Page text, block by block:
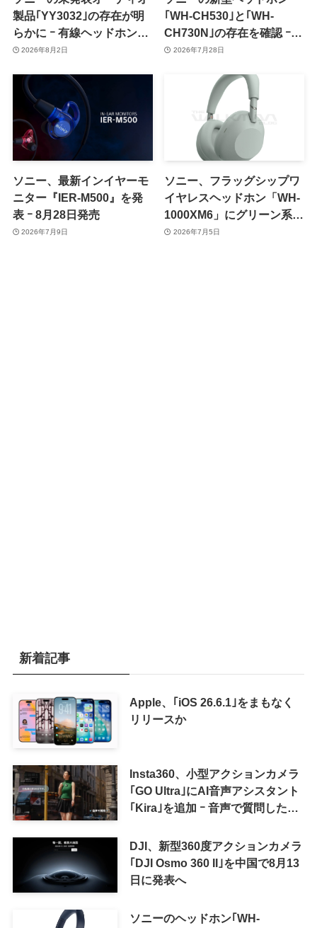
製品｢YY3032｣の存在が明
らかに ｰ 有線ヘッドホンの
新モデルか
2026年8月2日
｢WH-CH530｣と｢WH-
CH730N｣の存在を確認 ｰ
8〜9月に正式発表か
2026年7月28日
ソニー、最新インイヤーモ
ニター『IER-M500』を発
表 ｰ 8月28日発売
2026年7月9日
ソニー、フラッグシップワ
イヤレスヘッドホン「WH-
1000XM6」にグリーン系の
新色を追加か
2026年7月5日
新着記事
Apple、｢iOS 26.6.1｣をまもなく
リリースか
Insta360、小型アクションカメラ
｢GO Ultra｣にAI音声アシスタント
｢Kira｣を追加 ｰ 音声で質問した
可能に
DJI、新型360度アクションカメラ
｢DJI Osmo 360 II｣を中国で8月13
日に発表へ
ソニーのヘッドホン｢WH-